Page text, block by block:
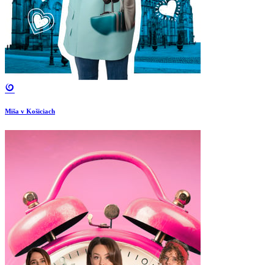
Miša v Košiciach